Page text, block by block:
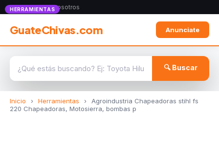
Anunciate con nosotros
GuateChivas.com Anunciate
🔍 Buscar
Inicio › Herramientas ›
Agroindustria Chapeadoras stihl fs
220 Chapeadoras, Motosierra, bombas p
HERRAMIENTAS